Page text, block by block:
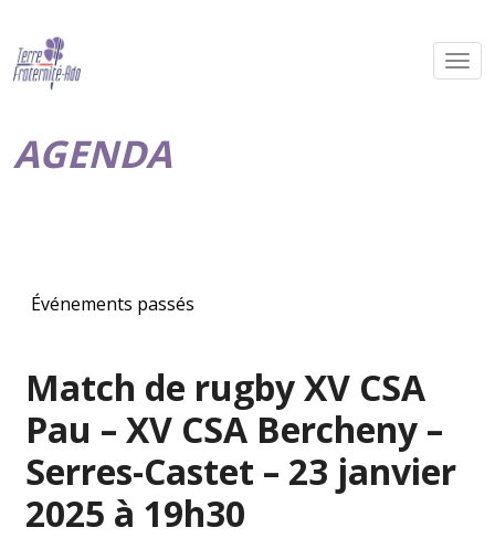
AGENDA
Événements passés
Match de rugby XV CSA
Pau – XV CSA Bercheny –
Serres-Castet – 23 janvier
2025 à 19h30